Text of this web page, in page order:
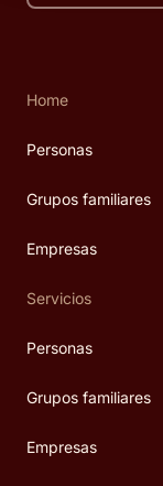
Home
Personas
Grupos familiares
Empresas
Servicios
Personas
Grupos familiares
Empresas